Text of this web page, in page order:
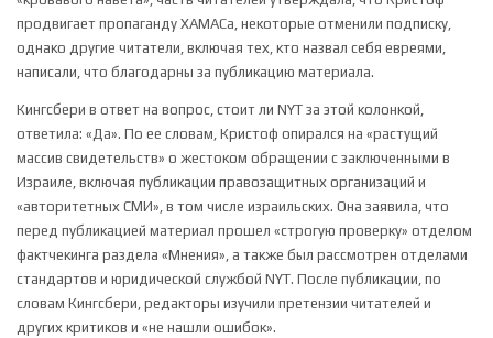
продвигает пропаганду ХАМАСа, некоторые отменили подписку,
однако другие читатели, включая тех, кто назвал себя евреями,
написали, что благодарны за публикацию материала.
Кингсбери в ответ на вопрос, стоит ли NYT за этой колонкой,
ответила: «Да». По ее словам, Кристоф опирался на «растущий
массив свидетельств» о жестоком обращении с заключенными в
Израиле, включая публикации правозащитных организаций и
«авторитетных СМИ», в том числе израильских. Она заявила, что
перед публикацией материал прошел «строгую проверку» отделом
фактчекинга раздела «Мнения», а также был рассмотрен отделами
стандартов и юридической службой NYT. После публикации, по
словам Кингсбери, редакторы изучили претензии читателей и
других критиков и «не нашли ошибок».